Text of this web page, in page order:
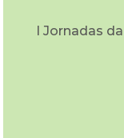
I Jornadas